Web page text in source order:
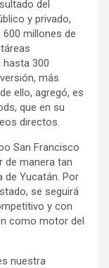
del
y privado,
millones de
hasta 300
más
ello, agregó, es
que en su
directos.
San Francisco
de manera tan
de Yucatán. Por
se seguirá
y con
como motor del
nuestra